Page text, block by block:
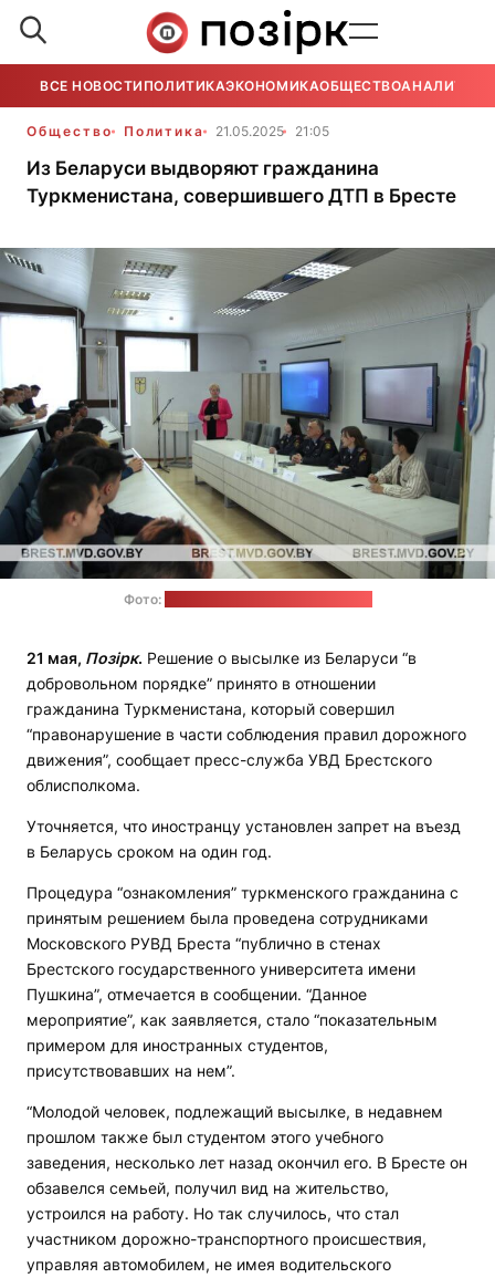
ВСЕ НОВОСТИ ПОЛИТИКАЭКОНОМИКАОБЩЕСТВОАНАЛИТИКА
Общество Политика 21.05.2025 21:05
Из Беларуси выдворяют гражданина
Туркменистана, совершившего ДТП в Бресте
Фото:
21 мая, Позірк. Решение о высылке из Беларуси “в
добровольном порядке” принято в отношении
гражданина Туркменистана, который совершил
“правонарушение в части соблюдения правил дорожного
движения”, сообщает пресс-служба УВД Брестского
облисполкома.
Уточняется, что иностранцу установлен запрет на въезд
в Беларусь сроком на один год.
Процедура “ознакомления” туркменского гражданина с
принятым решением была проведена сотрудниками
Московского РУВД Бреста “публично в стенах
Брестского государственного университета имени
Пушкина”, отмечается в сообщении. “Данное
мероприятие”, как заявляется, стало “показательным
примером для иностранных студентов,
присутствовавших на нем”.
“Молодой человек, подлежащий высылке, в недавнем
прошлом также был студентом этого учебного
заведения, несколько лет назад окончил его. В Бресте он
обзавелся семьей, получил вид на жительство,
устроился на работу. Но так случилось, что стал
участником дорожно-транспортного происшествия,
управляя автомобилем, не имея водительского